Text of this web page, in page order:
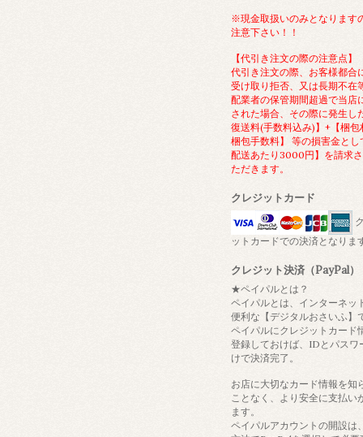
※現金取扱いのみとなります
注意下さい！！
【代引き注文の際の注意点】
代引き注文の際、お客様都合
受け取り拒否、又は長期不在
配業者の保管期間超過で当店
された場合、その際に発生し
復送料(手数料込み)】+【梱包
梱包手数料】 等の損害金とし
配送あたり3000円】を請求
ただきます。
クレジットカード
ットカードでの決済となりま
クレジット決済（PayPal）
★ペイパルとは？
ペイパルとは、インターネッ
便利な【デジタルおさいふ】
ペイパルにクレジットカード
登録しておけば、IDとパスワ
けで決済完了。
お店に大切なカード情報を知
ことなく、より安全に支払い
ます。
ペイパルアカウントの開設は